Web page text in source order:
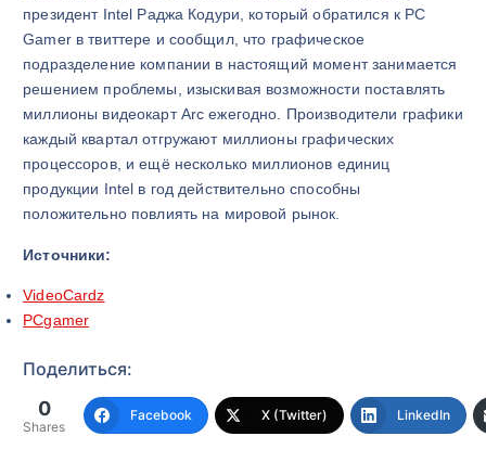
президент Intel Раджа Кодури, который обратился к PC
Gamer в твиттере и сообщил, что графическое
подразделение компании в настоящий момент занимается
решением проблемы, изыскивая возможности поставлять
миллионы видеокарт Arc ежегодно. Производители графики
каждый квартал отгружают миллионы графических
процессоров, и ещё несколько миллионов единиц
продукции Intel в год действительно способны
положительно повлиять на мировой рынок.
Источники:
VideoCardz
PCgamer
Поделиться:
0
Shares
Facebook X (Twitter) LinkedIn